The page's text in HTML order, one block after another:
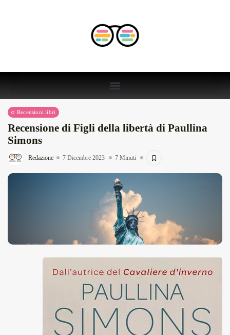
Recensioni libri
Recensione di Figli della libertà di Paullina
Simons
Redazione 7 Dicembre 2023 7 Minuti